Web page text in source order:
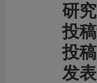
研
投
投
发